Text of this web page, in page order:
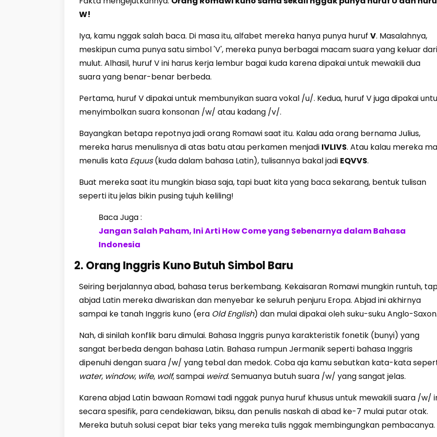
W!
Iya, kamu nggak salah baca. Di masa itu, alfabet mereka hanya punya huruf V. Masalahnya,
meskipun cuma punya satu simbol 'V', mereka punya berbagai macam suara yang keluar dari
mulut. Alhasil, huruf V ini harus kerja lembur bagai kuda karena dipakai untuk mewakili dua
suara yang benar-benar berbeda.
Pertama, huruf V dipakai untuk membunyikan suara vokal /u/. Kedua, huruf V juga dipakai
menyimbolkan suara konsonan /w/ atau kadang /v/.
Bayangkan betapa repotnya jadi orang Romawi saat itu. Kalau ada orang bernama Julius,
mereka harus menulisnya di atas batu atau perkamen menjadi IVLIVS. Atau kalau mereka
menulis kata Equus(kuda dalam bahasa Latin), tulisannya bakal jadi EQVVS.
Buat mereka saat itu mungkin biasa saja, tapi buat kita yang baca sekarang, bentuk tulisan
seperti itu jelas bikin pusing tujuh keliling!
Baca Juga :
Jangan Salah Paham, Ini Arti How Come yang Sebenarnya dalam Bahasa
Indonesia
2. Orang Inggris Kuno Butuh Simbol Baru
Seiring berjalannya abad, bahasa terus berkembang. Kekaisaran Romawi mungkin runtuh,
abjad Latin mereka diwariskan dan menyebar ke seluruh penjuru Eropa. Abjad ini akhirnya
sampai ke tanah Inggris kuno (era Old English) dan mulai dipakai oleh suku-suku Anglo-Saxon.
Nah, di sinilah konflik baru dimulai. Bahasa Inggris punya karakteristik fonetik (bunyi) yang
sangat berbeda dengan bahasa Latin. Bahasa rumpun Jermanik seperti bahasa Inggris
dipenuhi dengan suara /w/ yang tebal dan medok. Coba aja kamu sebutkan kata-kata
water, window, wife, wolf, sampai weird. Semuanya butuh suara /w/ yang sangat jelas.
Karena abjad Latin bawaan Romawi tadi nggak punya huruf khusus untuk mewakili suara /w/
secara spesifik, para cendekiawan, biksu, dan penulis naskah di abad ke-7 mulai putar otak.
Mereka butuh solusi cepat biar teks yang mereka tulis nggak membingungkan pembacanya.